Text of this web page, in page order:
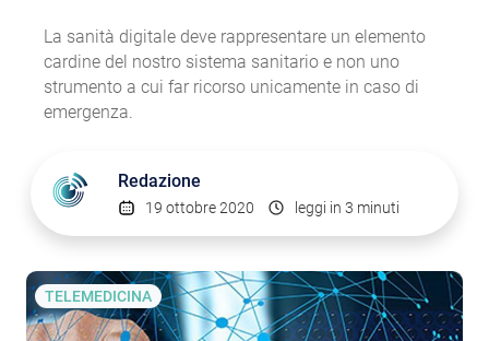
La sanità digitale deve rappresentare un elemento
cardine del nostro sistema sanitario e non uno
strumento a cui far ricorso unicamente in caso di
emergenza.
Redazione
19 ottobre 2020 leggi in 3 minuti
TELEMEDICINA